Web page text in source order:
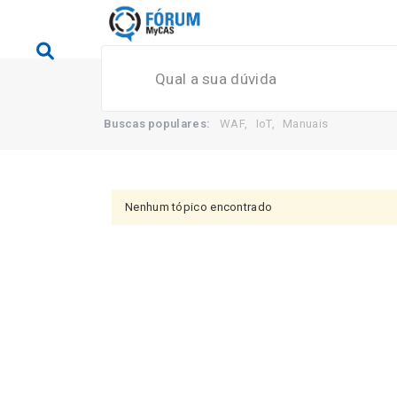
Buscas populares: WAF, IoT, Manuais
Nenhum tópico encontrado